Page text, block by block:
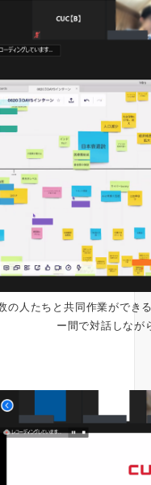
の人たちと共同作業がで
ー間で対話しなが